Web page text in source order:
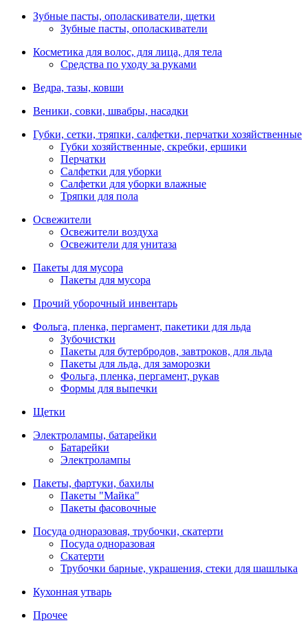
Зубные пасты, ополаскиватели, щетки
Зубные пасты, ополаскиватели
Косметика для волос, для лица, для тела
Средства по уходу за руками
Ведра, тазы, ковши
Веники, совки, швабры, насадки
Губки, сетки, тряпки, салфетки, перчатки хозяйственные
Губки хозяйственные, скребки, ершики
Перчатки
Салфетки для уборки
Салфетки для уборки влажные
Тряпки для пола
Освежители
Освежители воздуха
Освежители для унитаза
Пакеты для мусора
Пакеты для мусора
Прочий уборочный инвентарь
Фольга, пленка, пергамент, пакетики для льда
Зубочистки
Пакеты для бутербродов, завтроков, для льда
Пакеты для льда, для заморозки
Фольга, пленка, пергамент, рукав
Формы для выпечки
Щетки
Электролампы, батарейки
Батарейки
Электролампы
Пакеты, фартуки, бахилы
Пакеты "Майка"
Пакеты фасовочные
Посуда одноразовая, трубочки, скатерти
Посуда одноразовая
Скатерти
Трубочки барные, украшения, стеки для шашлыка
Кухонная утварь
Прочее